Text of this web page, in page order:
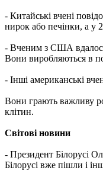
- Китайські вчені
нирок або печінки, а у
- Вченим з США вдалося
Вони виробляються в
- Інші американські
Вони грають важливу
клітин.
Світові новини
- Президент Білорусі
Білорусі вже пішли і